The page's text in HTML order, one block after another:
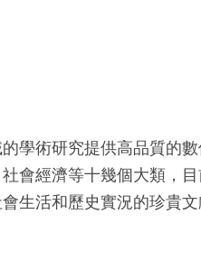
學術研究提供高品質的
會經濟等十幾個大類，
生活和歷史實況的珍貴